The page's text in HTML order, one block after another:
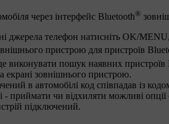
через інтерфейс Bluetooth®
джерела телефон натисніть OK/MENU
пристрою для пристроїв
виконувати пошук наявних пристроїв
екрані зовнішнього пристрою.
в автомобілі код співпадав із
- приймати чи відхиляти можливі
підключений.